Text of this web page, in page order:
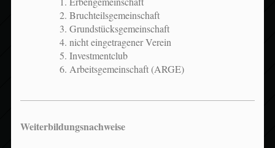
Bruchteilsgemeinschaft
Grundstücksgemeinschaft
nicht eingetragener Verein
Investmentclub
Arbeitsgemeinschaft (ARGE)
Weiterbildungsnachweise